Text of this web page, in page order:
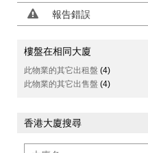
報告錯誤
樓盤在相同大廈
此物業的其它出租盤 (4)
此物業的其它出售盤 (4)
香港大廈搜尋